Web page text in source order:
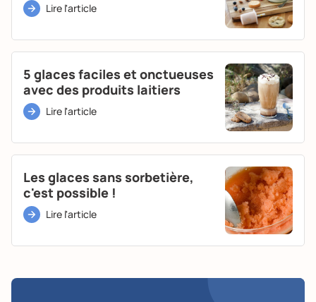
Lire l'article
5 glaces faciles et onctueuses
avec des produits laitiers
Lire l'article
Les glaces sans sorbetière,
c'est possible !
Lire l'article